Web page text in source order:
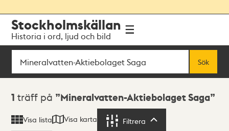
navigationen
huvudinnehållet
Stockholmskällan
Historia i ord, ljud och bild
Sök
Sök
Sökresultat
1 träff på Mineralvatten-Aktiebolaget Saga
Visa lista Visa karta Filtrera